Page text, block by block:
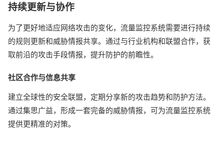
持续更新与协作
为了更好地适应网络攻击的变化，流量监控系统需要进行持续
的规则更新和威胁情报共享。通过与行业机构和联盟合作，获
取前沿的攻击手段情报，提升防护的前瞻性。
社区合作与信息共享
建立全球性的安全联盟，定期分享新的攻击趋势和防护方法。
通过集思广益，形成一套完备的威胁情报，可为流量监控系统
提供更精准的对策。